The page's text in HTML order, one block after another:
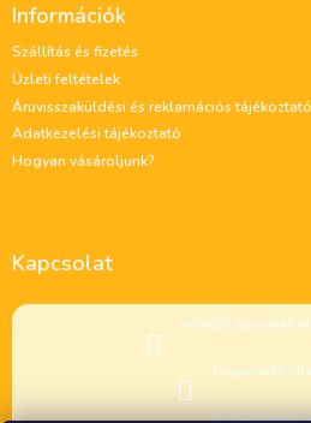
Információk
Szállítás és fizetés
Üzleti feltételek
Áruvisszaküldési és reklamációs tájékoztató
Adatkezelési tájékoztató
Hogyan vásároljunk?
Kapcsolat
info@